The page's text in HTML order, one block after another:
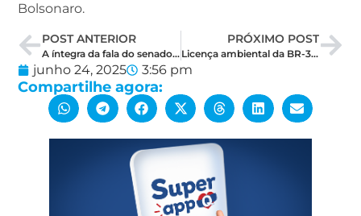
Bolsonaro.
POST ANTERIOR
A íntegra da fala do senador Styvenson a uma rádio de Natal falando do prefeito de Mossoró
PRÓXIMO POST
Licença ambiental da BR-304 atrasa e licitação da obra de duplicação segue sem data definida
junho 24, 2025 3:56 pm
Compartilhe agora: